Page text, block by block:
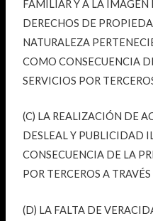
FAMILIAR Y A LA IMAGEN
DERECHOS DE
NATURALEZA
COMO CONSECUENCIA
SERVICIOS POR
(C) LA REALIZACIÓN DE
DESLEAL Y PUBLICIDAD
CONSECUENCIA DE LA
POR TERCEROS A
(D) LA FALTA DE